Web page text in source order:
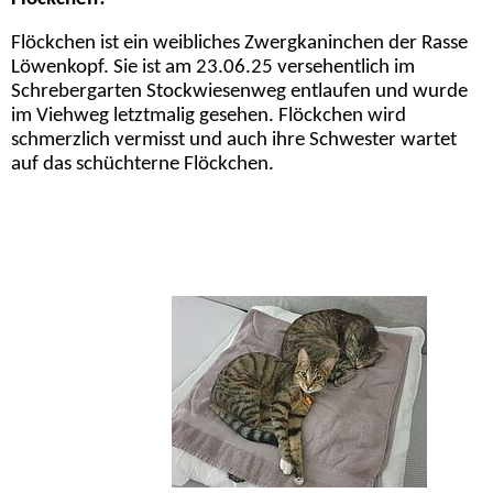
Flöckchen ist ein weibliches Zwergkaninchen der Rasse
Löwenkopf. Sie ist am 23.06.25 versehentlich im
Schrebergarten Stockwiesenweg entlaufen und wurde
im Viehweg letztmalig gesehen. Flöckchen wird
schmerzlich vermisst und auch ihre Schwester wartet
auf das schüchterne Flöckchen.